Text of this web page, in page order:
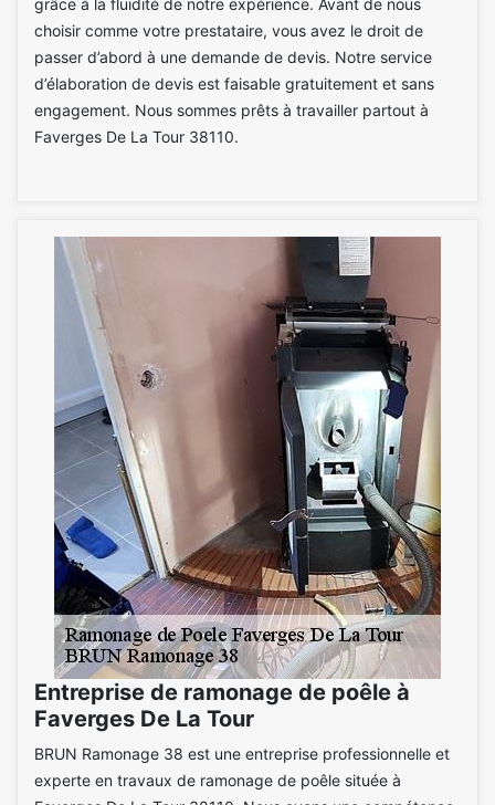
choisir comme votre prestataire, vous avez le droit de
passer d’abord à une demande de devis. Notre service
d’élaboration de devis est faisable gratuitement et sans
engagement. Nous sommes prêts à travailler partout à
Faverges De La Tour 38110.
Entreprise de ramonage de poêle à
Faverges De La Tour
BRUN Ramonage 38 est une entreprise professionnelle et
experte en travaux de ramonage de poêle située à